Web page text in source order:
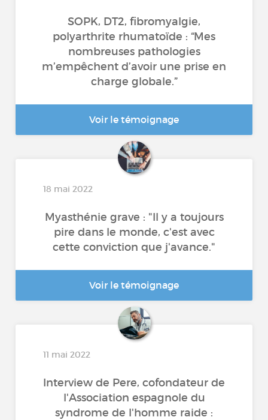
SOPK, DT2, fibromyalgie,
polyarthrite rhumatoïde : “Mes
nombreuses pathologies
m’empêchent d’avoir une prise en
charge globale.”
Voir le témoignage
18 mai 2022
Myasthénie grave : "Il y a toujours
pire dans le monde, c'est avec
cette conviction que j'avance."
Voir le témoignage
11 mai 2022
Interview de Pere, cofondateur de
l'Association espagnole du
syndrome de l'homme raide :